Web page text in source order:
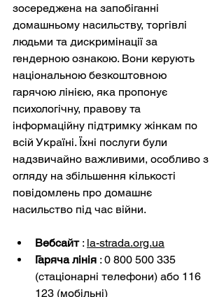
зосереджена на запобіганні
домашньому насильству, торгівлі
людьми та дискримінації за
гендерною ознакою. Вони керують
національною безкоштовною
гарячою лінією, яка пропонує
психологічну, правову та
інформаційну підтримку жінкам по
всій Україні. Їхні послуги були
надзвичайно важливими, особливо з
огляду на збільшення кількості
повідомлень про домашнє
насильство під час війни.
Вебсайт : la-strada.org.ua
Гаряча лінія : 0 800 500 335
(стаціонарні телефони) або 116
123 (мобільні)